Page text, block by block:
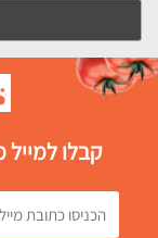
קבלו למייל